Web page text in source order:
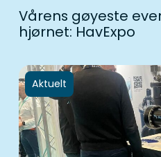
Vårens gøyeste
hjørnet: HavExpo
Aktuelt